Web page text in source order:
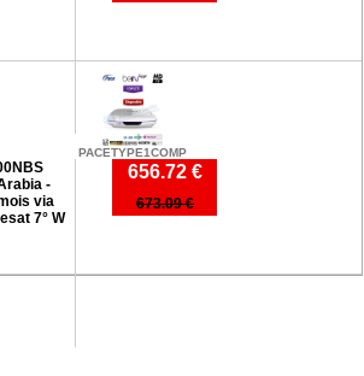
PACETYPE1COMP
-
via
7° W
656.72 €
673.09 €